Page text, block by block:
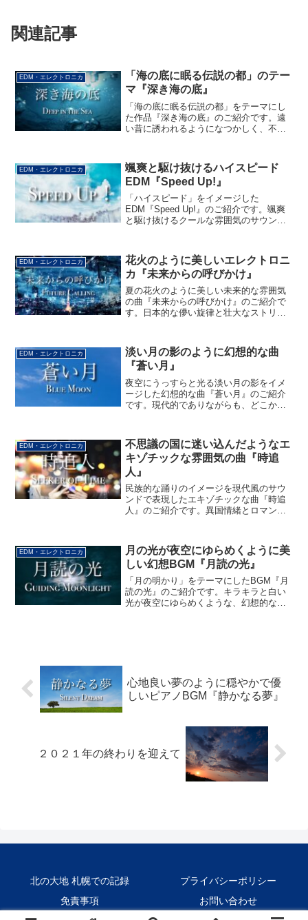
関連記事
EDM・エレクトロニカ
「海の底に眠る伝説の都」のテー
マ『深き海の底』
「海の底に眠る伝説の都」をテーマにし
た作品『深き海の底』のご紹介です。遠
い昔に誘われるようになつかしく、不思
EDM・エレクトロニカ
颯爽と駆け抜けるハイスピード
EDM『Speed Up!』
「ハイスピード」をイメージした
EDM『Speed Up!』のご紹介です。颯爽
と駆け抜けるクールな雰囲気のサウンド
EDM・エレクトロニカ
花火のように美しいエレクトロニ
カ『未来からの呼びかけ』
夏の花火のように美しい未来的な雰囲気
の曲『未来からの呼びかけ』のご紹介で
す。日本的な儚い旋律と壮大なストリン
さい。
EDM・エレクトロニカ
淡い月の影のように幻想的な曲
『蒼い月』
夜空にうっすらと光る淡い月の影をイメ
ージした幻想的な曲『蒼い月』のご紹介
です。現代的でありながらも、どこか不
EDM・エレクトロニカ
不思議の国に迷い込んだようなエ
キゾチックな雰囲気の曲『時追
人』
民族的な踊りのイメージを現代風のサウ
ンドで表現したエキゾチックな曲『時追
人』のご紹介です。異国情緒とロマンが
EDM・エレクトロニカ
月の光が夜空にゆらめくように美
しい幻想BGM『月読の光』
「月の明かり」をテーマにしたBGM『月
読の光』のご紹介です。キラキラと白い
光が夜空にゆらめくような、幻想的なサ
心地良い夢のように穏やかで優
しいピアノBGM『静かなる夢』
２０２１年の終わりを迎えて
北の大地 札幌での記録
プライバシーポリシー
免責事項
お問い合わせ